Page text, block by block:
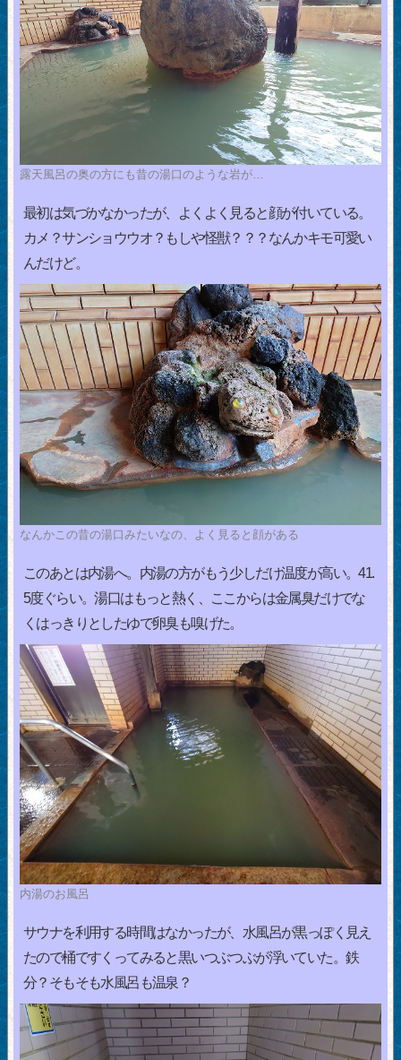
露天風呂の奥の方にも昔の湯口のような岩が…
最初は気づかなかったが、よくよく見ると顔が付いている。
カメ？サンショウウオ？もしや怪獣？？？なんかキモ可愛い
んだけど。
なんかこの昔の湯口みたいなの、よく見ると顔がある
このあとは内湯へ。内湯の方がもう少しだけ温度が高い。41.
5度ぐらい。湯口はもっと熱く、ここからは金属臭だけでな
くはっきりとしたゆで卵臭も嗅げた。
内湯のお風呂
サウナを利用する時間はなかったが、水風呂が黒っぽく見え
たので桶ですくってみると黒いつぶつぶが浮いていた。鉄
分？そもそも水風呂も温泉？